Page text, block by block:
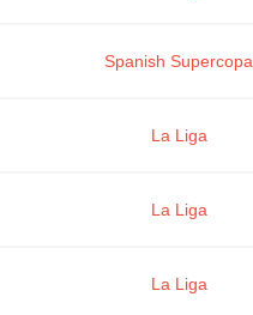
Spanish Supercopa
La Liga
La Liga
La Liga